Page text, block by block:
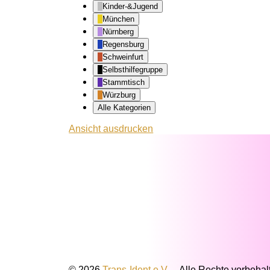
Kinder-&Jugend
München
Nürnberg
Regensburg
Schweinfurt
Selbsthilfegruppe
Stammtisch
Würzburg
Alle Kategorien
Ansichtausdrucken